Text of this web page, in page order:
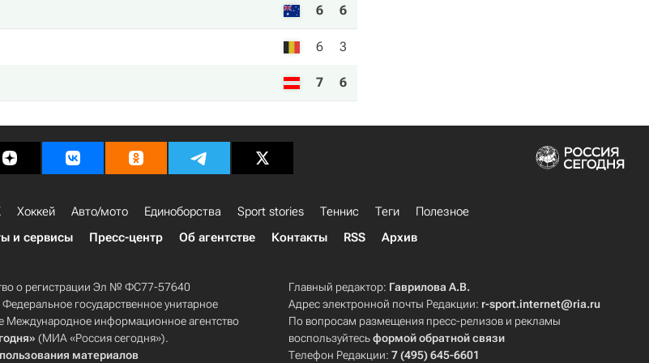
6 6
6 3
7 6
Хоккей Авто/мото Единоборства Sport stories Теннис Теги
Полезное
и сервисы Пресс-центр Об агентстве Контакты RSS Архив
о регистрации Эл № ФС77-57640
государственное унитарное
Международное информационное агентство
(МИА «Россия сегодня»).
материалов
Главный редактор: Гаврилова А.В.
Адрес электронной почты Редакции: r-sport.internet@ria.ru
По вопросам размещения пресс-релизов и рекламы
воспользуйтесьформой обратной связи
Телефон Редакции:7 (495) 645-6601